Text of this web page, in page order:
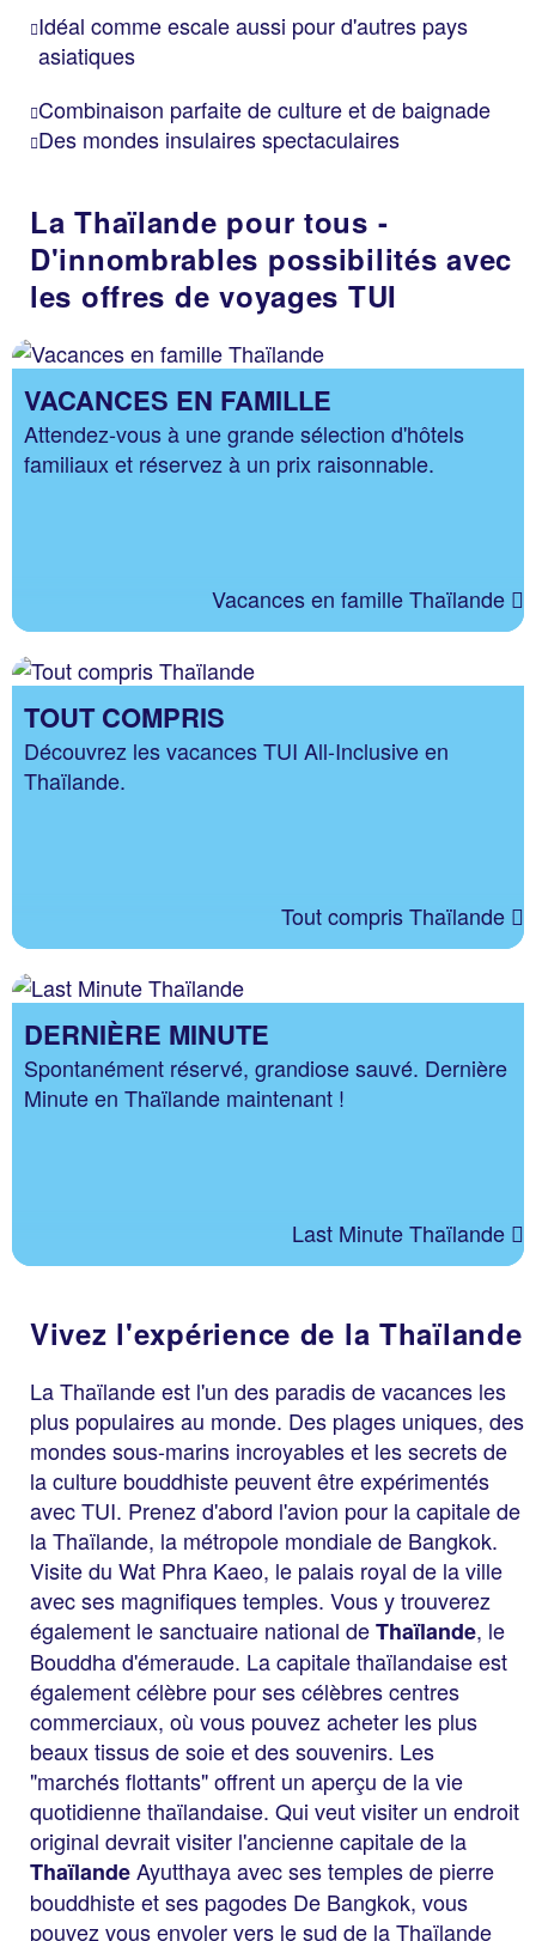
Idéal comme escale aussi pour d'autres pays
asiatiques
Combinaison parfaite de culture et de baignade
Des mondes insulaires spectaculaires
La Thaïlande pour tous -
D'innombrables possibilités avec
les offres de voyages TUI
VACANCES EN FAMILLE
Attendez-vous à une grande sélection d'hôtels
familiaux et réservez à un prix raisonnable.
Vacances en famille Thaïlande
TOUT COMPRIS
Découvrez les vacances TUI All-Inclusive en
Thaïlande.
Tout compris Thaïlande
DERNIÈRE MINUTE
Spontanément réservé, grandiose sauvé. Dernière
Minute en Thaïlande maintenant !
Last Minute Thaïlande
Vivez l'expérience de la Thaïlande
La Thaïlande est l'un des paradis de vacances les
plus populaires au monde. Des plages uniques, des
mondes sous-marins incroyables et les secrets de
la culture bouddhiste peuvent être expérimentés
avec TUI. Prenez d'abord l'avion pour la capitale de
la Thaïlande, la métropole mondiale de Bangkok.
Visite du Wat Phra Kaeo, le palais royal de la ville
avec ses magnifiques temples. Vous y trouverez
également le sanctuaire national deThaïlande, le
Bouddha d'émeraude. La capitale thaïlandaise est
également célèbre pour ses célèbres centres
commerciaux, où vous pouvez acheter les plus
beaux tissus de soie et des souvenirs. Les
"marchés flottants" offrent un aperçu de la vie
quotidienne thaïlandaise. Qui veut visiter un endroit
original devrait visiter l'ancienne capitale de la
ThaïlandeAyutthaya avec ses temples de pierre
bouddhiste et ses pagodes De Bangkok, vous
pouvez vous envoler vers le sud de la Thaïlande